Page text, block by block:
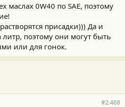
маслах 0W40 по SAE, поэтому
присадки))) Да и
литр, поэтому они могут быть
или для гонок.
#2.468